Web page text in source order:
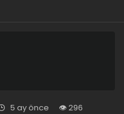
5 ay önce 296